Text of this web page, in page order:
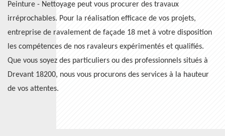
Peinture - Nettoyage peut vous procurer des travaux
irréprochables. Pour la réalisation efficace de vos projets,
entreprise de ravalement de façade 18 met à votre disposition
les compétences de nos ravaleurs expérimentés et qualifiés.
Que vous soyez des particuliers ou des professionnels situés à
Drevant 18200, nous vous procurons des services à la hauteur
de vos attentes.